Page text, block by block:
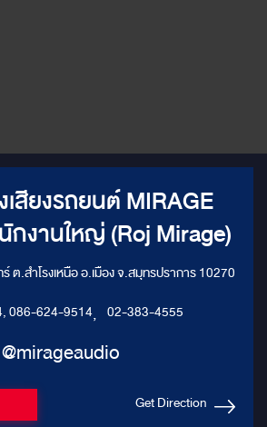
เสียงรถยนต์ MIRAGE
สำนักงานใหญ่ (Roj Mirage)
ต.สำโรงเหนือ อ.เมือง จ.สมุทรปราการ 10270
086-624-9514, 02-383-4555
Get Direction